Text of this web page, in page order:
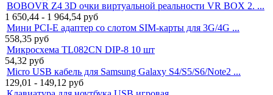
BOBOVR Z4 3D очки виртуальной реальности VR BOX 2. ...
1 650,44 - 1 964,54 руб
Мини PCI-E адаптер со слотом SIM-карты для 3G/4G ...
558,35 руб
Микросхема TL082CN DIP-8 10 шт
54,32 руб
Micro USB кабель для Samsung Galaxy S4/S5/S6/Note2 ...
129,01 - 149,12 руб